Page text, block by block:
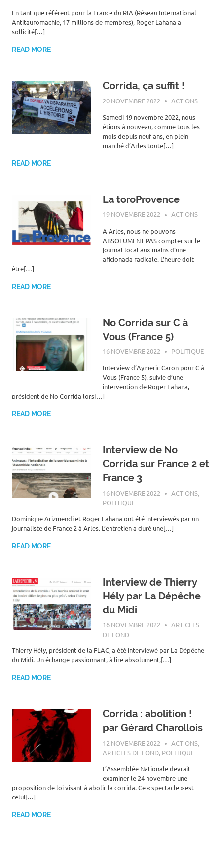
En tant que référent pour la France du RIA (Réseau International
Antitauromachie, 17 millions de membres), Roger Lahana a
sollicité[…]
READ MORE
Corrida, ça suffit !
20 NOVEMBRE 2022 ROGER LAHANA
ACTIONS
Samedi 19 novembre 2022, nous
étions à nouveau, comme tous les
mois depuis neuf ans, en plein
marché d’Arles toute[…]
READ MORE
La toroProvence
19 NOVEMBRE 2022 ROGER LAHANA
ACTIONS
A Arles, nous ne pouvons
ABSOLUMENT PAS compter sur le
journal local aux mains d’une
aficionada radicale. L’heure doit
être[…]
READ MORE
No Corrida sur C à
Vous (France 5)
16 NOVEMBRE 2022 ROGER LAHANA
POLITIQUE
Interview d’Aymeric Caron pour C à
Vous (France 5), suivie d’une
intervention de Roger Lahana,
président de No Corrida lors[…]
READ MORE
Interview de No
Corrida sur France 2 et
France 3
16 NOVEMBRE 2022 ROGER LAHANA
ACTIONS,
POLITIQUE
Dominique Arizmendi et Roger Lahana ont été interviewés par un
journaliste de France 2 à Arles. L’entretien a duré une[…]
READ MORE
Interview de Thierry
Hély par La Dépêche
du Midi
16 NOVEMBRE 2022 ROGER LAHANA
ARTICLES
DE FOND
Thierry Hély, président de la FLAC, a été interviewé par La Dépêche
du Midi. Un échange passionnant, à lire absolument,[…]
READ MORE
Corrida : abolition !
par Gérard Charollois
12 NOVEMBRE 2022 ROGER LAHANA
ACTIONS,
ARTICLES DE FOND, POLITIQUE
L’Assemblée Nationale devrait
examiner le 24 novembre une
proposition de loi visant à abolir la corrida. Ce « spectacle » est
celui[…]
READ MORE